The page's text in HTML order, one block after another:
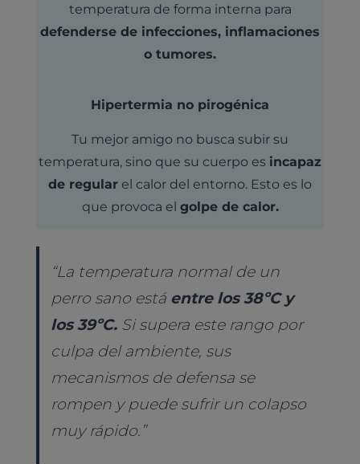
temperatura de forma interna para
defenderse de infecciones, inflamaciones
o tumores.
Hipertermia no pirogénica
Tu mejor amigo no busca subir su
temperatura, sino que su cuerpo es incapaz
de regular el calor del entorno. Esto es lo
que provoca el golpe de calor.
“La temperatura normal de un
perro sano está entre los 38ºC y
los 39ºC. Si supera este rango por
culpa del ambiente, sus
mecanismos de defensa se
rompen y puede sufrir un colapso
muy rápido.”